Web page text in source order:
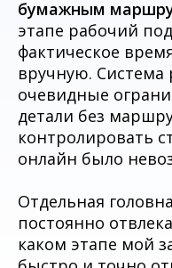
бумажным
этапе рабочий
фактическое
вручную. Система
очевидные
детали без
контролировать
онлайн было
Отдельная
постоянно
каком этапе мой